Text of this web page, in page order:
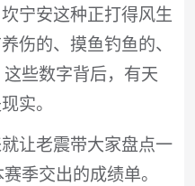
宁安这种正打得风生
伤的、摸鱼钓鱼的、
些数字背后，有天
实。
让老震带大家盘点一
季交出的成绩单。